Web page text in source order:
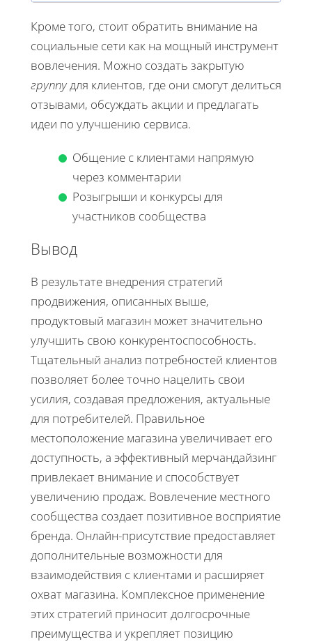
Кроме того, стоит обратить внимание на
социальные сети как на мощный инструмент
вовлечения. Можно создать закрытую
группудля клиентов, где они смогут делиться
отзывами, обсуждать акции и предлагать
идеи по улучшению сервиса.
Общение с клиентами напрямую
через комментарии
Розыгрыши и конкурсы для
участников сообщества
Вывод
В результате внедрения стратегий
продвижения, описанных выше,
продуктовый магазин может значительно
улучшить свою конкурентоспособность.
Тщательный анализ потребностей клиентов
позволяет более точно нацелить свои
усилия, создавая предложения, актуальные
для потребителей. Правильное
местоположение магазина увеличивает его
доступность, а эффективный мерчандайзинг
привлекает внимание и способствует
увеличению продаж. Вовлечение местного
сообщества создает позитивное восприятие
бренда. Онлайн-присутствие предоставляет
дополнительные возможности для
взаимодействия с клиентами и расширяет
охват магазина. Комплексное применение
этих стратегий приносит долгосрочные
преимущества и укрепляет позицию